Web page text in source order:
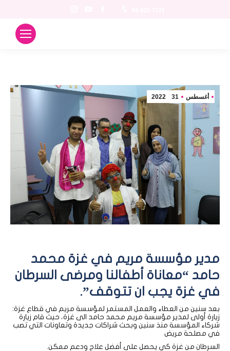
أغسطس 31
2022
مدير مؤسسة مريم في غزة محمد
حامد “معاناة أطفالنا ومرضى السرطان
في غزة يجب ان تتوقف”.
بعد سنين من العطاء والعمل المستمر لمؤسسة مريم في قطاع غزة:
زيارة أولى لمدير مؤسسة مريم محمد حامد الى غزة، حيث قام زيارة
شركاء المؤسسة منذ سنين وبحث شراكات جديدة وتعاونات التي تصب
في مصلحة مريض
السرطان من غزة كي يحصل على أفضل علاج ودعم ممكن.